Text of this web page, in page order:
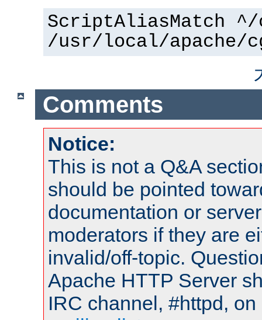
ScriptAliasMatch
/usr/local/apache/
Comments
Notice:
This is not a Q&A
should be pointed
documentation or
moderators if they are
invalid/off-topic.
Apache HTTP Server
IRC channel, #httpd,